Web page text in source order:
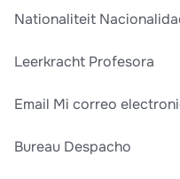
Nationaliteit
Leerkracht Profesora
Email Mi correo
Bureau Despacho